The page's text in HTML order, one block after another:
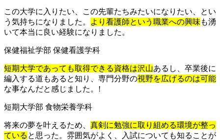
この大学に入りたい、この先輩たちみたいになりたい、とい
う気持ちになりました。
より看護師という職業への興味 も湧
いて本当に良い経験になりました。
保健福祉学部 保健看護学科
短期大学であっても取得できる資格は沢山あるし、卒業後に
編入する道もあると知り、専門分野の視野を広げるのは可能
な事なんだと感じました。!
短期大学部 食物栄養学科
将来の夢を叶えるため、 真剣に勉強に取り組める環境が整っ
ている と思った。雰囲気がよく、入試についても知ることが